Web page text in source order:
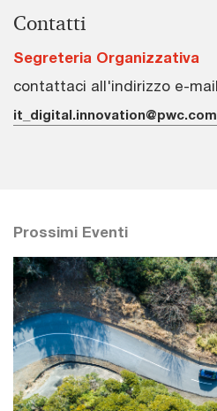
Contatti
Segreteria Organizzativa
contattaci all'indirizzo e-
it_digital.innovation@pwc.com
Prossimi Eventi